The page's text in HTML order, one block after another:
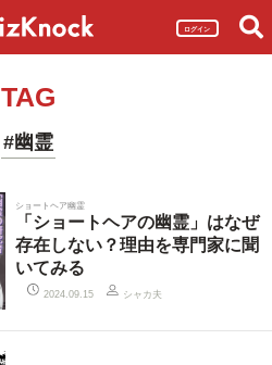
ログイン
TAG
#幽霊
ショートヘア幽霊
「ショートヘアの幽霊」はなぜ
存在しない？理由を専門家に聞
いてみる
2024.09.15 シャカ夫